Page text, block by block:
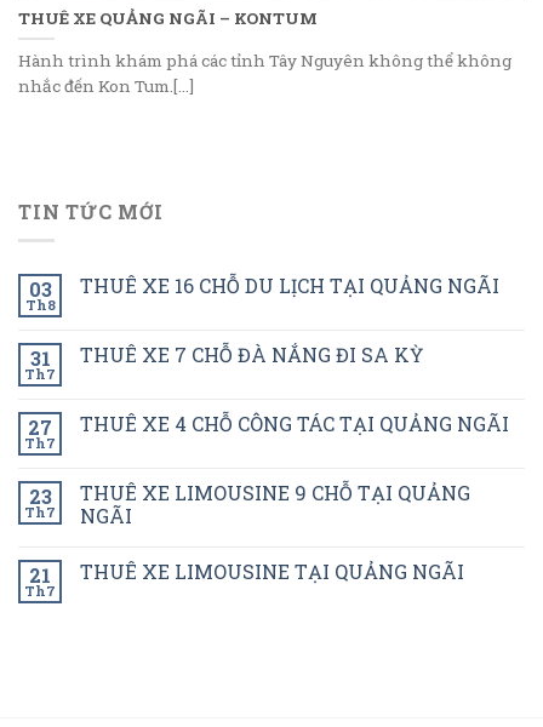
THUÊ XE QUẢNG NGÃI – KONTUM
Hành trình khám phá các tỉnh Tây Nguyên không thể không
nhắc đến Kon Tum.[...]
TIN TỨC MỚI
03
Th8
THUÊ XE 16 CHỖ DU LỊCH TẠI QUẢNG NGÃI
31
Th7
THUÊ XE 7 CHỖ ĐÀ NẮNG ĐI SA KỲ
27
Th7
THUÊ XE 4 CHỖ CÔNG TÁC TẠI QUẢNG NGÃI
23
Th7
THUÊ XE LIMOUSINE 9 CHỖ TẠI QUẢNG
NGÃI
21
Th7
THUÊ XE LIMOUSINE TẠI QUẢNG NGÃI